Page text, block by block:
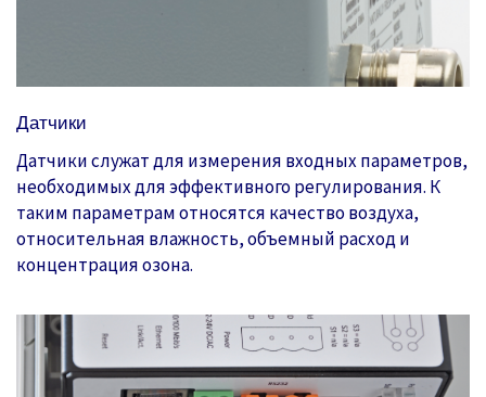
Датчики
Датчики служат для измерения входных параметров,
необходимых для эффективного регулирования. К
таким параметрам относятся качество воздуха,
относительная влажность, объемный расход и
концентрация озона.